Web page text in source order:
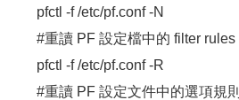
pfctl -f /etc/pf.conf -N
#重讀 PF 設定檔中的 filter rules
pfctl -f /etc/pf.conf -R
#重讀 PF 設定文件中的選項規則